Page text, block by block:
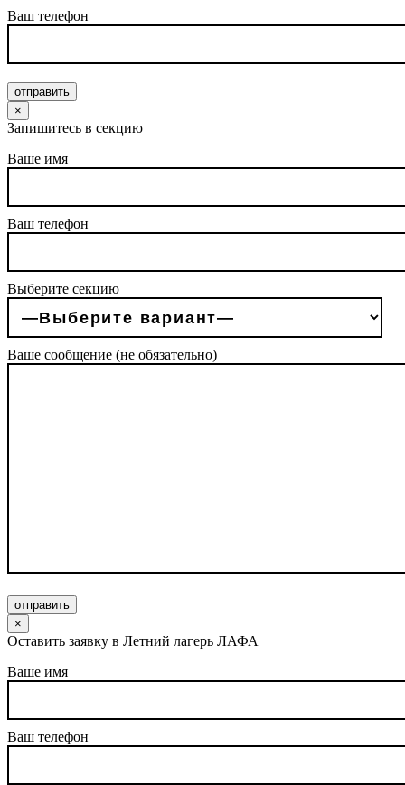
Ваш телефон
отправить
×
Запишитесь в секцию
Ваше имя
Ваш телефон
Выберите секцию
Ваше сообщение (не обязательно)
отправить
×
Оставить заявку в Летний лагерь ЛАФА
Ваше имя
Ваш телефон